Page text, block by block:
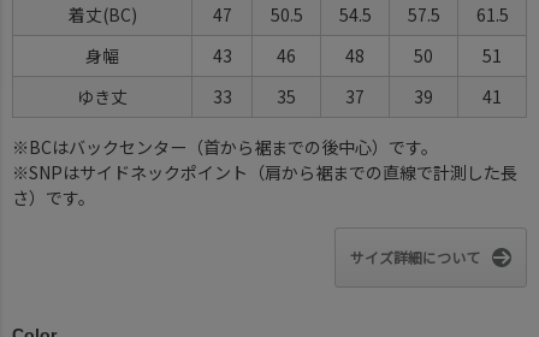
着丈(BC)
47 50.5 54.5 57.5
61.5
身幅
43 46 48 50
51
ゆき丈
33 35 37 39 41
※BCはバックセンター（首から裾までの後中心）です。
※SNPはサイドネックポイント（肩から裾までの直線で計測した長
さ）です。
サイズ詳細について